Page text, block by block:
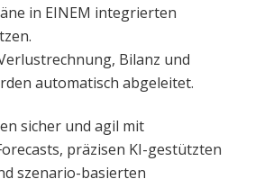
in EINEM integrierten
Bilanz und
automatisch abgeleitet.
sicher und agil mit
präzisen KI-gestützten
szenario-basierten